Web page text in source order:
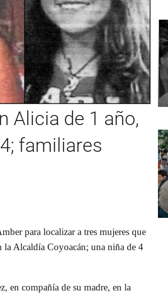
Alicia de 1 año,
familiares
para localizar a tres mujeres que
la Alcaldía Coyoacán; una niña de 4
en compañía de su madre, en la